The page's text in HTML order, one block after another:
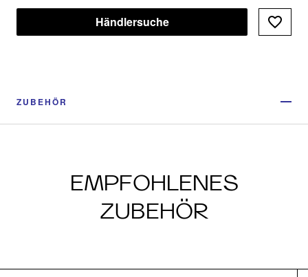
Händlersuche
ZUBEHÖR
EMPFOHLENES
ZUBEHÖR